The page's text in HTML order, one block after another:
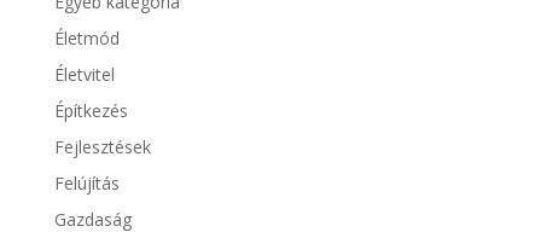
Életmód
Életvitel
Építkezés
Fejlesztések
Felújítás
Gazdaság